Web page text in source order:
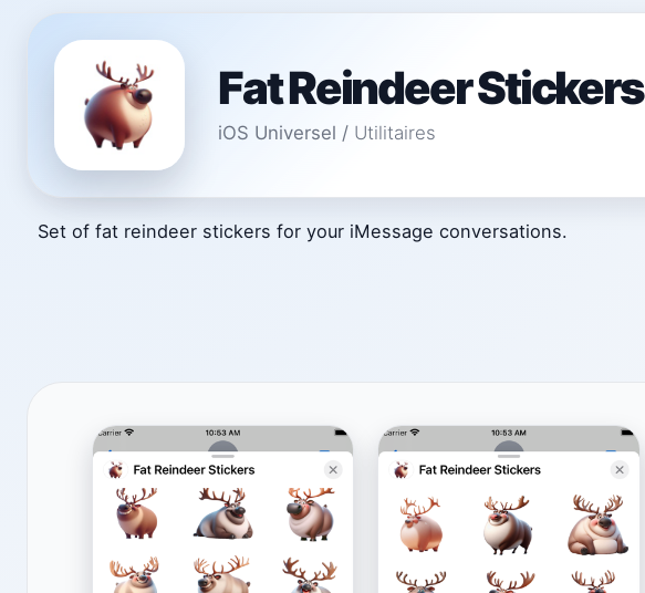
Fat Reindeer Stickers
iOS Universel / Utilitaires
Set of fat reindeer stickers for your iMessage conversations.